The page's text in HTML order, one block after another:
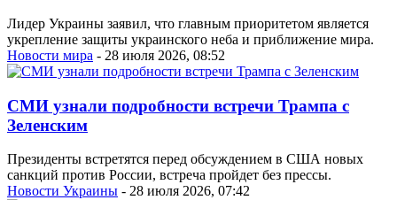
Лидер Украины заявил, что главным приоритетом является
укрепление защиты украинского неба и приближение мира.
Новости мира - 28 июля 2026, 08:52
СМИ узнали подробности встречи Трампа с
Зеленским
Президенты встретятся перед обсуждением в США новых
санкций против России, встреча пройдет без прессы.
Новости Украины - 28 июля 2026, 07:42